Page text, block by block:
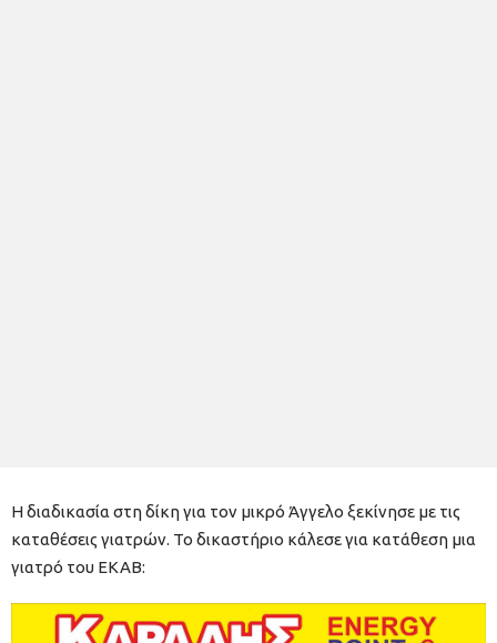
Η διαδικασία στη δίκη για τον μικρό Άγγελο ξεκίνησε με τις
καταθέσεις γιατρών. Το δικαστήριο κάλεσε για κατάθεση μια
γιατρό του ΕΚΑΒ: